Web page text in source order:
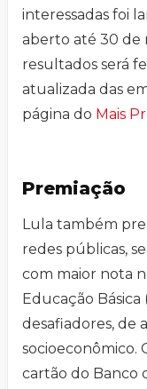
interessadas foi
aberto até 30 de
resultados será
atualizada das
página do Mais
Premiação
Lula também
redes públicas,
com maior nota
Educação
desafiadores, de
socioeconômico.
cartão do Banco